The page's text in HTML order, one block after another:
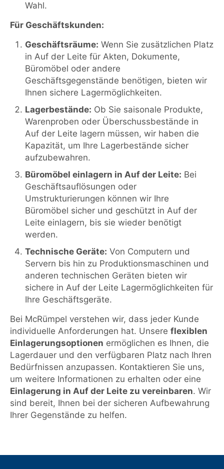
Wahl.
Für Geschäftskunden:
Geschäftsräume: Wenn Sie zusätzlichen Platz
in Auf der Leite für Akten, Dokumente,
Büromöbel oder andere
Geschäftsgegenstände benötigen, bieten wir
Ihnen sichere Lagermöglichkeiten.
Lagerbestände: Ob Sie saisonale Produkte,
Warenproben oder Überschussbestände in
Auf der Leite lagern müssen, wir haben die
Kapazität, um Ihre Lagerbestände sicher
aufzubewahren.
Büromöbel einlagern in Auf der Leite: Bei
Geschäftsauflösungen oder
Umstrukturierungen können wir Ihre
Büromöbel sicher und geschützt in Auf der
Leite einlagern, bis sie wieder benötigt
werden.
Technische Geräte: Von Computern und
Servern bis hin zu Produktionsmaschinen und
anderen technischen Geräten bieten wir
sichere in Auf der Leite Lagermöglichkeiten für
Ihre Geschäftsgeräte.
Bei McRümpel verstehen wir, dass jeder Kunde
individuelle Anforderungen hat. Unsere flexiblen
Einlagerungsoptionen ermöglichen es Ihnen, die
Lagerdauer und den verfügbaren Platz nach Ihren
Bedürfnissen anzupassen. Kontaktieren Sie uns,
um weitere Informationen zu erhalten oder eine
Einlagerung in Auf der Leite zu vereinbaren. Wir
sind bereit, Ihnen bei der sicheren Aufbewahrung
Ihrer Gegenstände zu helfen.